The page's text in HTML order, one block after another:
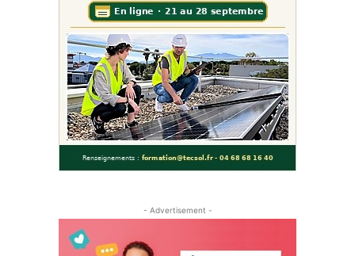
- Advertisement -